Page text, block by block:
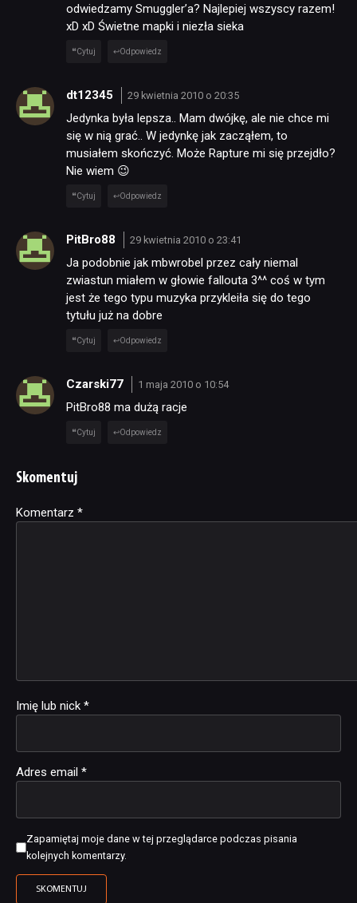
odwiedzamy Smuggler’a? Najlepiej wszyscy razem!
xD xD Świetne mapki i niezła sieka
Cytuj Odpowiedz
dt12345 29 kwietnia 2010 o 20:35
Jedynka była lepsza.. Mam dwójkę, ale nie chce mi
się w nią grać.. W jedynkę jak zacząłem, to
musiałem skończyć. Może Rapture mi się przejdło?
Nie wiem 😉
Cytuj Odpowiedz
PitBro88 29 kwietnia 2010 o 23:41
Ja podobnie jak mbwrobel przez cały niemal
zwiastun miałem w głowie fallouta 3^^ coś w tym
jest że tego typu muzyka przykleiła się do tego
tytułu już na dobre
Cytuj Odpowiedz
Czarski77 1 maja 2010 o 10:54
PitBro88 ma dużą racje
Cytuj Odpowiedz
Skomentuj
Komentarz *
Imię lub nick *
Adres email *
Zapamiętaj moje dane w tej przeglądarce podczas pisania
kolejnych komentarzy.
Alternative: